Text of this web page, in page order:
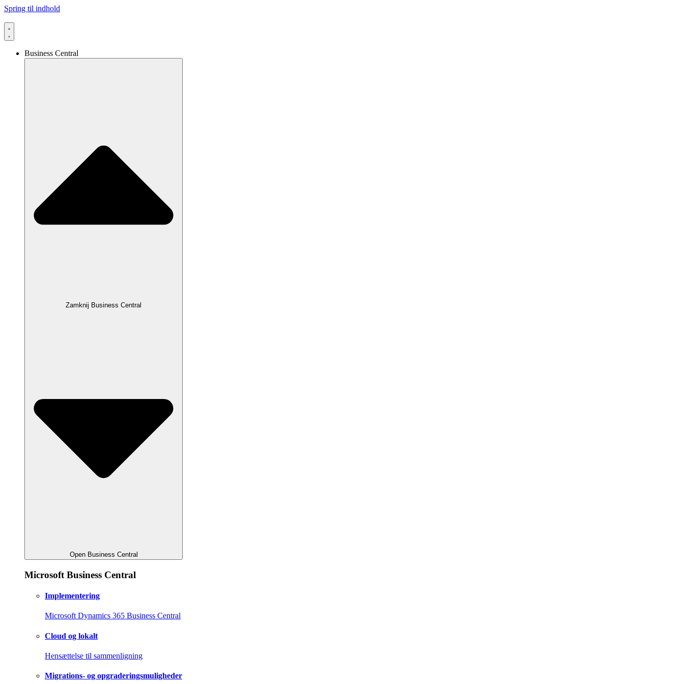
Spring til indhold
Business Central
Zamknij Business Central
Open Business Central
Microsoft Business Central
Implementering
Microsoft Dynamics 365 Business Central
Cloud og lokalt
Hensættelse til sammenligning
Migrations- og opgraderingsmuligheder